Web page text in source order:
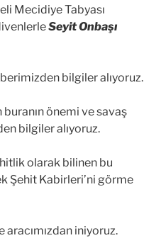
Mecidiye Tabyası
Seyit Onbaşı
bilgiler alıyoruz.
önemi ve savaş
bilgiler alıyoruz.
olarak bilinen bu
Şehit Kabirleri’ni görme
aracımızdan iniyoruz.